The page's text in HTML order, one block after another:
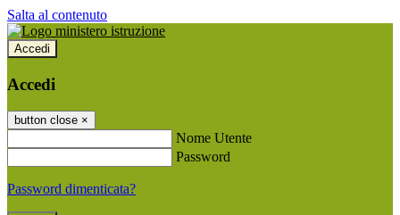
Salta al contenuto
Accedi
Accedi
button close ×
Nome Utente
Password
Password dimenticata?